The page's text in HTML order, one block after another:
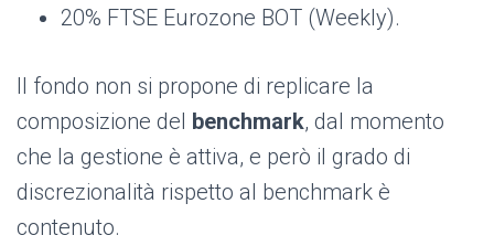
20% FTSE Eurozone BOT (Weekly).
Il fondo non si propone di replicare la
composizione del benchmark, dal momento
che la gestione è attiva, e però il grado di
discrezionalità rispetto al benchmark è
contenuto.